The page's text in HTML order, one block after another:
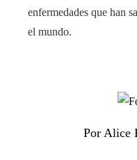
enfermedades que han
el mundo.
Por Alice